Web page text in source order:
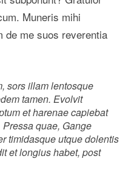
Muneris mihi
de me suos reverentia
sors illam lentosque
tamen. Evolvit
et harenae capiebat
quae, Gange
timidasque utque dolentis
et longius habet, post